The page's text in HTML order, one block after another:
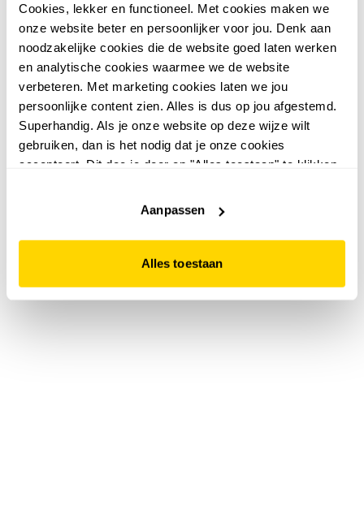
Cookies, lekker en functioneel. Met cookies maken we
onze website beter en persoonlijker voor jou. Denk aan
noodzakelijke cookies die de website goed laten werken
en analytische cookies waarmee we de website
verbeteren. Met marketing cookies laten we jou
persoonlijke content zien. Alles is dus op jou afgestemd.
Superhandig. Als je onze website op deze wijze wilt
gebruiken, dan is het nodig dat je onze cookies
accepteert. Dit doe je door op "Alles toestaan" te klikken.
website niet optimaal functioneert.
Aanpassen
Alles toestaan